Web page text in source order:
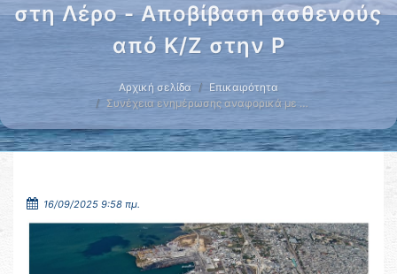
στη Λέρο - Αποβίβαση ασθενούς
από Κ/Ζ στην Ρ
Αρχική σελίδα
Επικαιρότητα
Συνέχεια ενημέρωσης αναφορικά με …
16/09/2025 9:58 πμ.